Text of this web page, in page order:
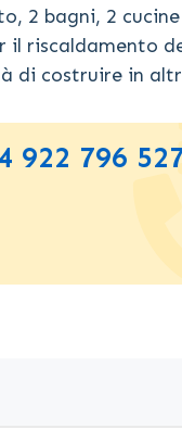
2 bagni, 2
il riscaldamento
di costruire in
922 796